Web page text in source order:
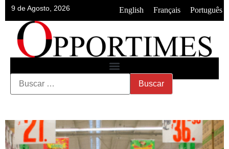
9 de Agosto, 2026 English Français Português